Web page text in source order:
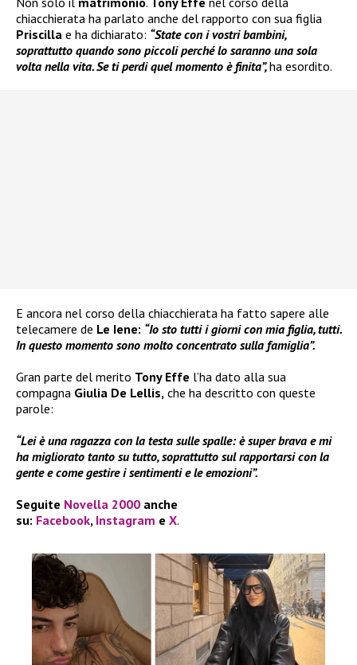
chiacchierata ha parlato anche del rapporto con sua figlia
Priscilla e ha dichiarato: “State con i vostri bambini,
soprattutto quando sono piccoli perché lo saranno una sola
volta nella vita. Se ti perdi quel momento è finita”,ha esordito.
E ancora nel corso della chiacchierata ha fatto sapere alle
telecamere de Le Iene: “Io sto tutti i giorni con mia figlia, tutti.
In questo momento sono molto concentrato sulla famiglia”.
Gran parte del merito Tony Effe l’ha dato alla sua
compagna Giulia De Lellis, che ha descritto con queste
parole:
“Lei è una ragazza con la testa sulle spalle: è super brava e mi
ha migliorato tanto su tutto, soprattutto sul rapportarsi con la
gente e come gestire i sentimenti e le emozioni”.
Seguite Novella 2000 anche
su: Facebook, Instagram e X.